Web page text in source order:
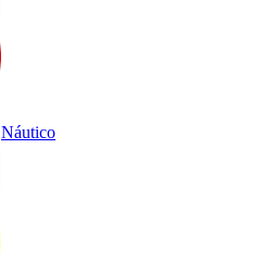
Náutico